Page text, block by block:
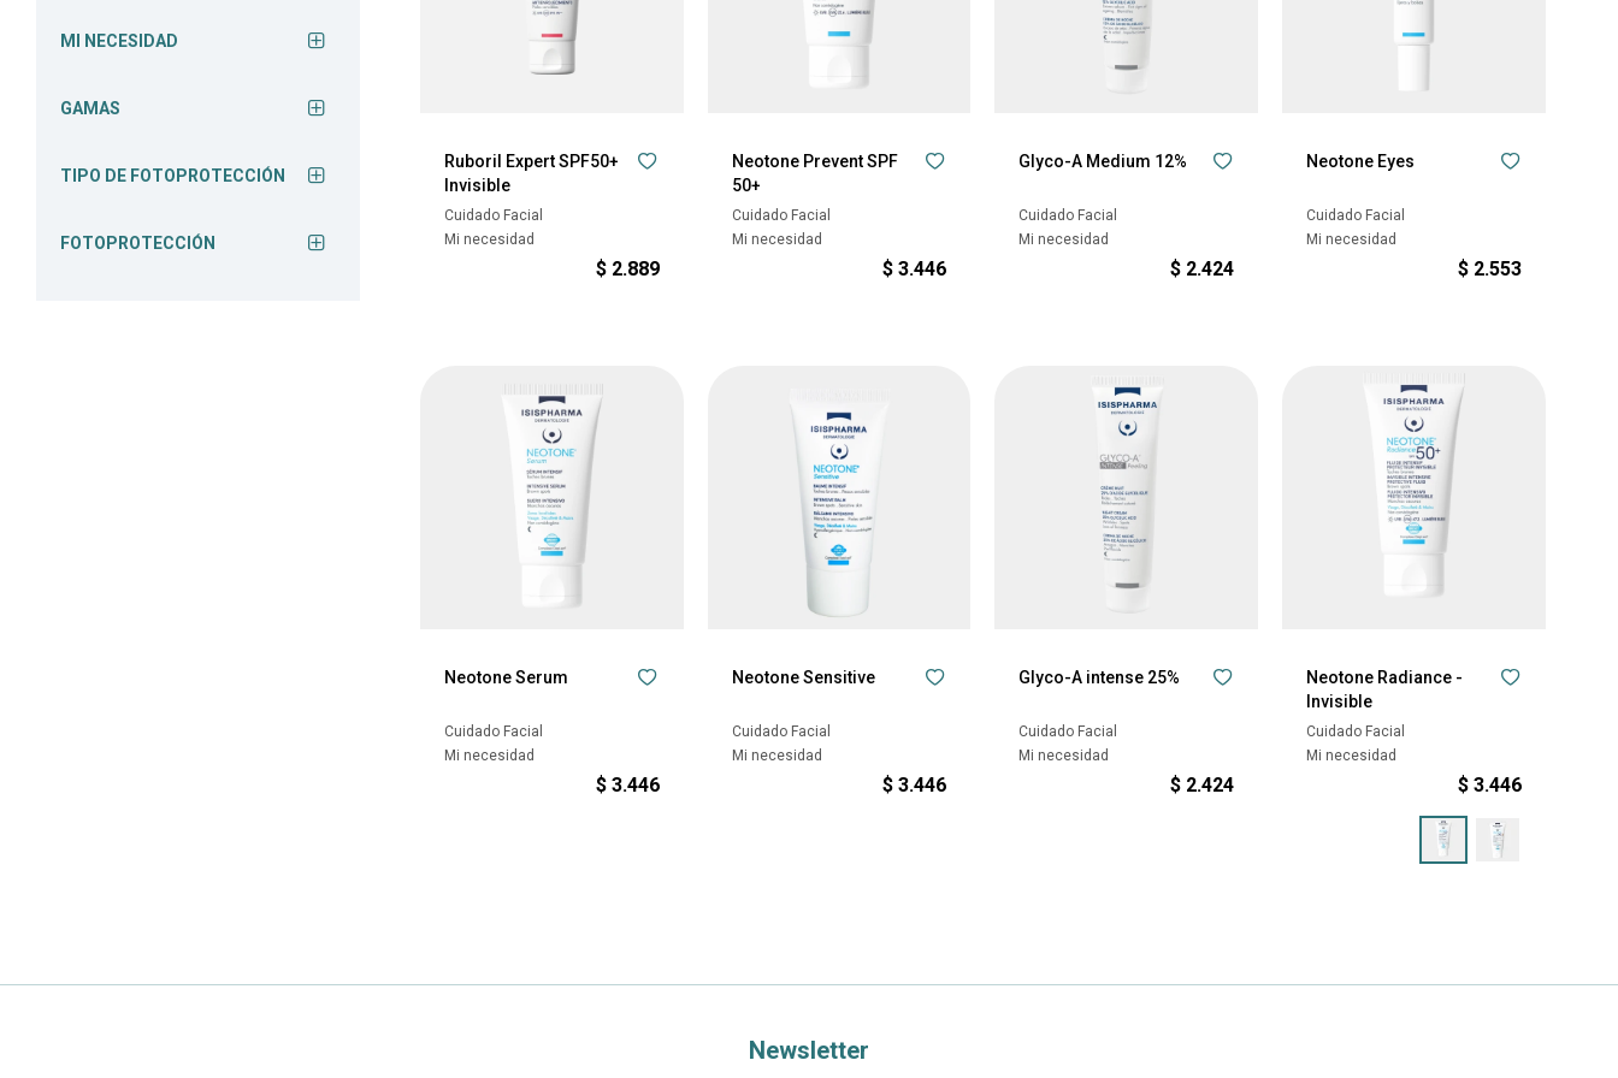
Ruboril Expert SPF50+
Invisible
Cuidado Facial
Mi necesidad
$ 2.889
Neotone Prevent SPF
50+
Cuidado Facial
Mi necesidad
$ 3.446
Glyco-A Medium 12%
Cuidado Facial
Mi necesidad
$ 2.424
Neotone Eyes
Cuidado Facial
Mi necesidad
$ 2.553
Neotone Serum
Cuidado Facial
Mi necesidad
$ 3.446
Neotone Sensitive
Cuidado Facial
Mi necesidad
$ 3.446
Glyco-A intense 25%
Cuidado Facial
Mi necesidad
$ 2.424
Neotone Radiance -
Invisible
Cuidado Facial
Mi necesidad
$ 3.446
MI NECESIDAD
GAMAS
TIPO DE FOTOPROTECCIÓN
FOTOPROTECCIÓN
Newsletter